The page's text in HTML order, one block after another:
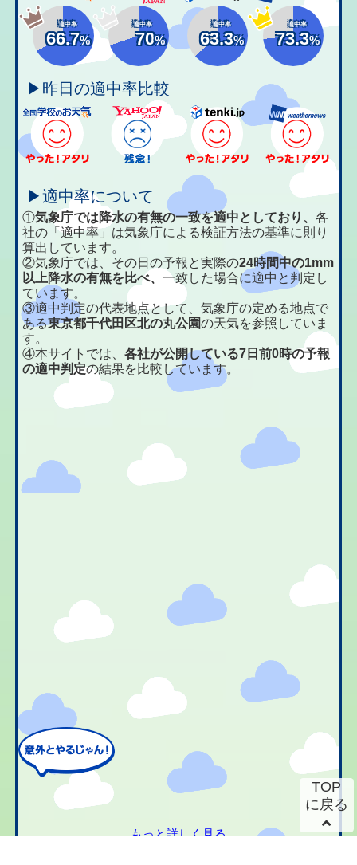
適中率
66.7%
適中率
70%
適中率
63.3%
適中率
73.3%
▶昨日の適中率比較
▶適中率について
①気象庁では降水の有無の一致を適中としており、各
社の「適中率」は気象庁による検証方法の基準に則り
算出しています。
②気象庁では、その日の予報と実際の24時間中の1mm
以上降水の有無を比べ、一致した場合に適中と判定し
ています。
③適中判定の代表地点として、気象庁の定める地点で
ある東京都千代田区北の丸公園の天気を参照していま
す。
④本サイトでは、各社が公開している7日前0時の予報
の適中判定の結果を比較しています。
もっと詳しく見る
TOP
に戻る